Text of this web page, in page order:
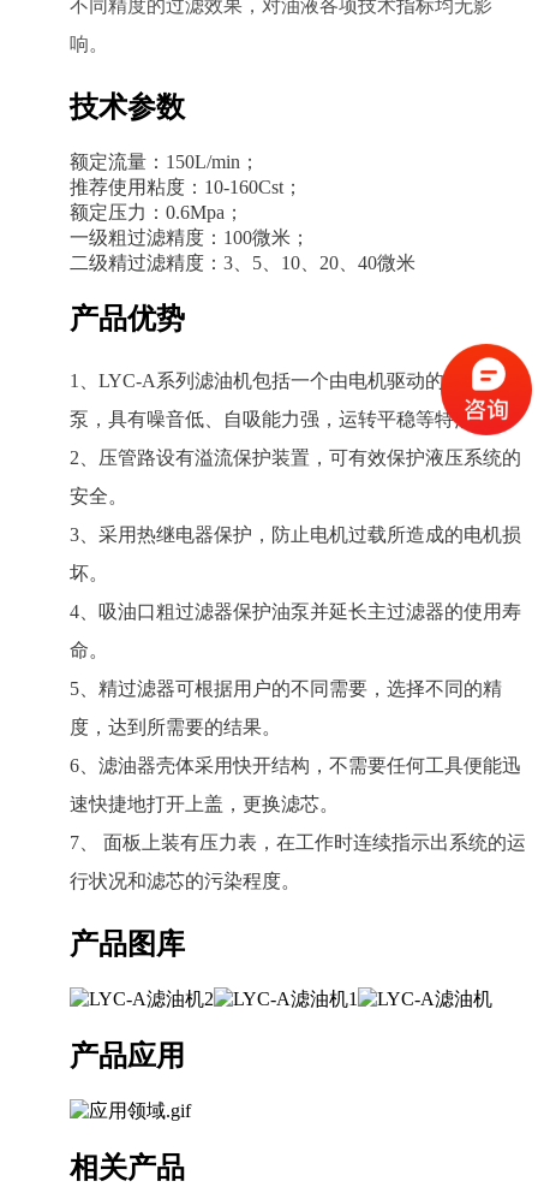
不同精度的过滤效果，对油液各项技术指标均无影
响。
技术参数
额定流量：150L/min；
推荐使用粘度：10-160Cst；
额定压力：0.6Mpa；
一级粗过滤精度：100微米；
二级精过滤精度：3、5、10、20、40微米
产品优势
1、LYC-A系列滤油机包括一个由电机驱动的专用齿轮
泵，具有噪音低、自吸能力强，运转平稳等特点。
2、压管路设有溢流保护装置，可有效保护液压系统的
安全。
3、采用热继电器保护，防止电机过载所造成的电机损
坏。
4、吸油口粗过滤器保护油泵并延长主过滤器的使用寿
命。
5、精过滤器可根据用户的不同需要，选择不同的精
度，达到所需要的结果。
6、滤油器壳体采用快开结构，不需要任何工具便能迅
速快捷地打开上盖，更换滤芯。
7、 面板上装有压力表，在工作时连续指示出系统的运
行状况和滤芯的污染程度。
产品图库
产品应用
相关产品